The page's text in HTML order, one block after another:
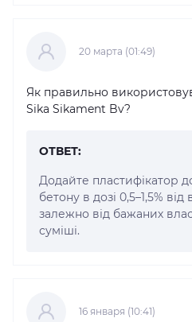
20 марта (01:49)
Як правильно
Sika Sikament Bv?
ОТВЕТ:
Додайте пластифікатор
бетону в дозі 0,5–1,5%
залежно від бажаних
суміші.
16 января (10:41)